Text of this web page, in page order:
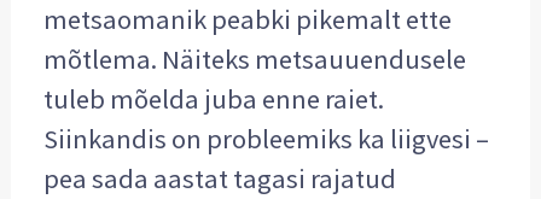
metsaomanik peabki pikemalt ette
mõtlema. Näiteks metsauuendusele
tuleb mõelda juba enne raiet.
Siinkandis on probleemiks ka liigvesi –
pea sada aastat tagasi rajatud